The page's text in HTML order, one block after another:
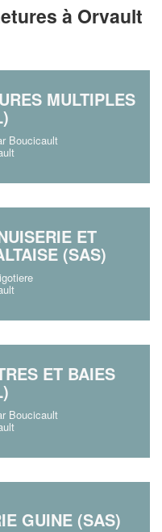
à Orvault
MULTIPLES
Boucicault
ET
(SAS)
ET BAIES
Boucicault
GUINE (SAS)